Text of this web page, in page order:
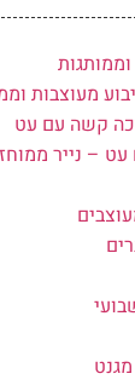
מעוצבות
קשה עם עט
– נייר